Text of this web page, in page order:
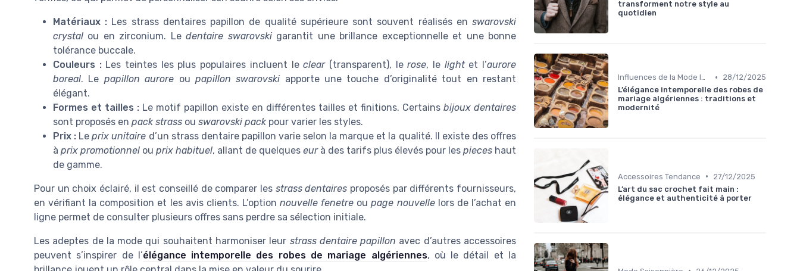
Matériaux : Les strass dentaires papillon de qualité supérieure sont souvent réalisés enswarovski
crystal ou en zirconium. Ledentaire swarovskigarantit une brillance exceptionnelle et une bonne
tolérance buccale.
Couleurs :Les teintes les plus populaires incluent leclear(transparent), lerose, le lightet l’aurore
boreal. Le papillon aurore ou papillon swarovski apporte une touche d’originalité tout en restant
élégant.
Formes et tailles : Le motif papillon existe en différentes tailles et finitions. Certains bijoux dentaires
sont proposés en pack strass ou swarovski packpour varier les styles.
Prix : Leprix unitaire d’un strass dentaire papillon varie selon la marque et la qualité. Il existe des offres
à prix promotionnel ou prix habituel, allant de quelques eurà des tarifs plus élevés pour les pieces haut
de gamme.
Pour un choix éclairé, il est conseillé de comparer les strass dentaires proposés par différents fournisseurs,
en vérifiant la composition et les avis clients. L’optionnouvelle fenetre oupage nouvellelors de l’achat en
ligne permet de consulter plusieurs offres sans perdre sa sélection initiale.
Les adeptes de la mode qui souhaitent harmoniser leur strass dentaire papillon avec d’autres accessoires
peuvent s’inspirer de l’élégance intemporelle des robes de mariage algériennes, où le détail et la
transforment notre style au
quotidien
Influences de la Mode Internationale •
28/12/2025
L’élégance intemporelle des robes de
mariage algériennes : traditions et
modernité
Accessoires Tendance •
27/12/2025
L’art du sac crochet fait main :
élégance et authenticité à porter